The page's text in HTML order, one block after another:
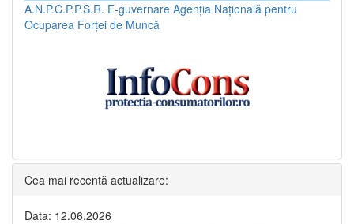
A.N.P.C.P.P.S.R. E-guvernare Agenția Națională pentru
Ocuparea Forței de Muncă
Cea mai recentă actualizare:
Data: 12.06.2026